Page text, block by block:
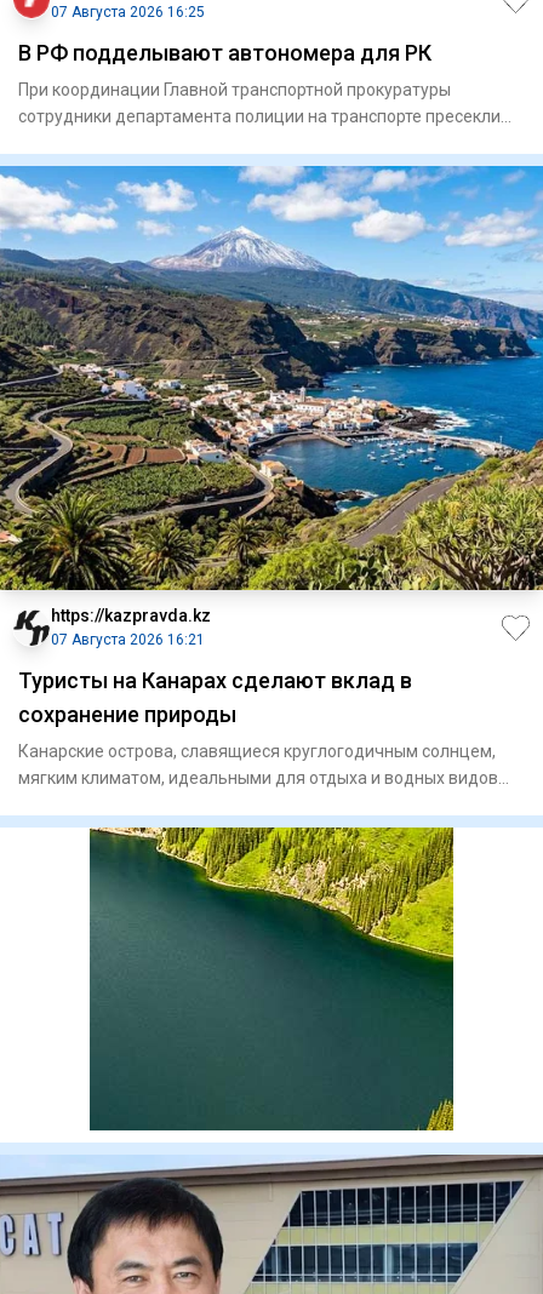
07 Августа 2026 16:25
В РФ подделывают автономера для РК
При координации Главной транспортной прокуратуры
сотрудники департамента полиции на транспорте пресекли
https://kazpravda.kz
07 Августа 2026 16:21
Туристы на Канарах сделают вклад в
сохранение природы
Канарские острова, славящиеся круглогодичным солнцем,
мягким климатом, идеальными для отдыха и водных видов